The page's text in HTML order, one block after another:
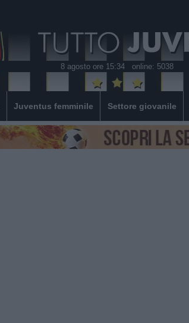
8 agosto ore 15:34 online: 5038
Juventus femminile Settore giovanile